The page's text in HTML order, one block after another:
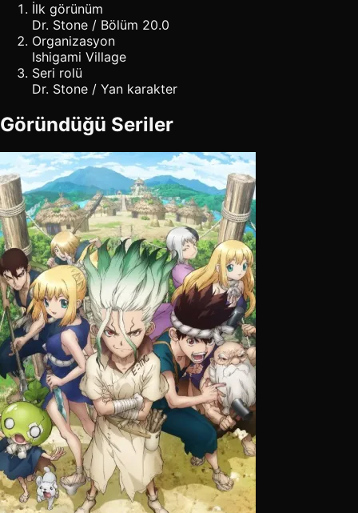
İlk görünüm
Dr. Stone / Bölüm 20.0
Organizasyon
Ishigami Village
Seri rolü
Dr. Stone / Yan karakter
Göründüğü Seriler